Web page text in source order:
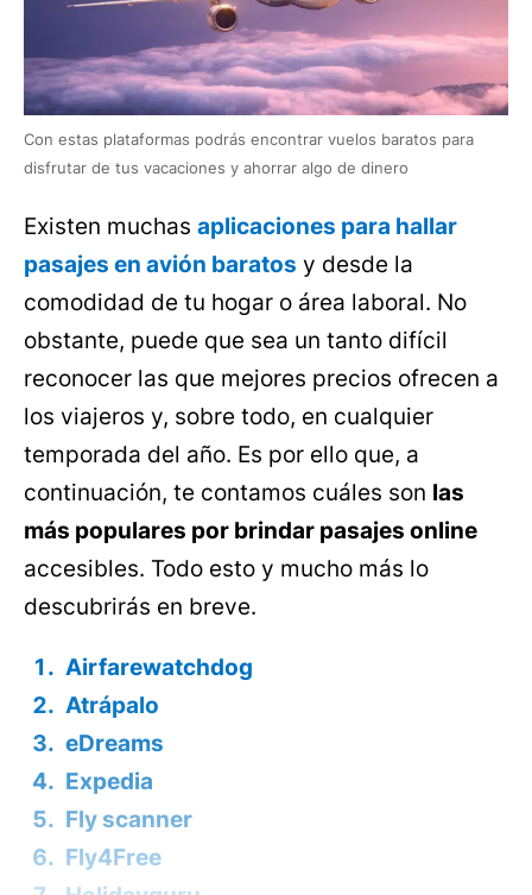
Con estas plataformas podrás encontrar vuelos baratos para
disfrutar de tus vacaciones y ahorrar algo de dinero
Existen muchas aplicaciones para hallar
pasajes en avión baratos y desde la
comodidad de tu hogar o área laboral. No
obstante, puede que sea un tanto difícil
reconocer las que mejores precios ofrecen a
los viajeros y, sobre todo, en cualquier
temporada del año. Es por ello que, a
continuación, te contamos cuáles son las
más populares por brindar pasajes online
accesibles. Todo esto y mucho más lo
descubrirás en breve.
Airfarewatchdog
Atrápalo
eDreams
Expedia
Fly scanner
Fly4Free